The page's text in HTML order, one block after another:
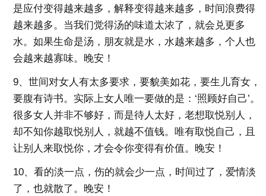
是应付变得越来越多，解释变得越来越多，时间浪费得
越来越多。当我们觉得汤的味道太浓了，就会兑更多
水。如果生命是汤，朋友就是水，水越来越多，个人也
会越来越寡味。晚安！
9、世间对女人有太多要求，要貌美如花，要生儿育女，
要腹有诗书。实际上女人唯一要做的是：‘照顾好自己’。
很多女人并非不够好，而是待人太好，老想取悦别人，
却不知你越取悦别人，就越不值钱。唯有取悦自己，且
让别人来取悦你，才会令你变得有价值。晚安！
10、看的淡一点，伤的就会少一点，时间过了，爱情淡
了，也就散了。晚安！